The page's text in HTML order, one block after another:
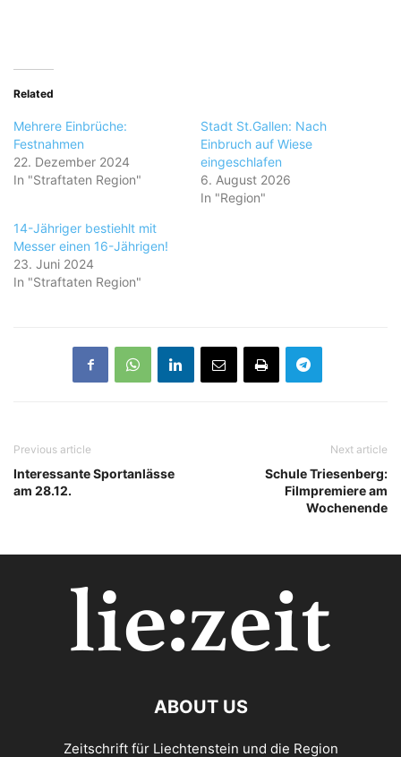
Related
Mehrere Einbrüche:
Festnahmen
22. Dezember 2024
In "Straftaten Region"
Stadt St.Gallen: Nach
Einbruch auf Wiese
eingeschlafen
6. August 2026
In "Region"
14-Jähriger bestiehlt mit
Messer einen 16-Jährigen!
23. Juni 2024
In "Straftaten Region"
Previous article
Interessante Sportanlässe
am 28.12.
Next article
Schule Triesenberg:
Filmpremiere am
Wochenende
ABOUT US
Zeitschrift für Liechtenstein und die Region